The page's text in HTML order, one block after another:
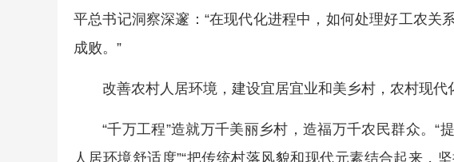
平总书记洞察深邃：“在现代化进程中，如何处理好工农关
成败。”
改善农村人居环境，建设宜居宜业和美乡村，农村现代
“千万工程”造就万千美丽乡村，造福万千农民群众。“
人居环境舒适度”“把传统村落风貌和现代元素结合起来，